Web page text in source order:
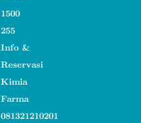
1500
255
Info &
Reservasi
Kimia
Farma
081321210201